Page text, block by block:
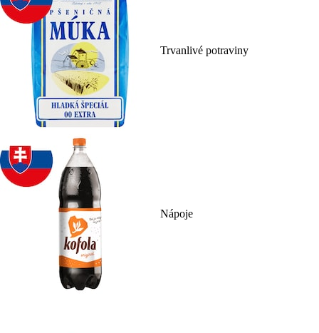
Trvanlivé potraviny
Nápoje